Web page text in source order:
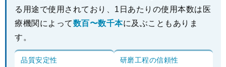
る用途で使用されており、1日あたりの使用本数は医
療機関によって数百〜数千本に及ぶこともありま
す。
品質安定性 研磨工程の信頼性